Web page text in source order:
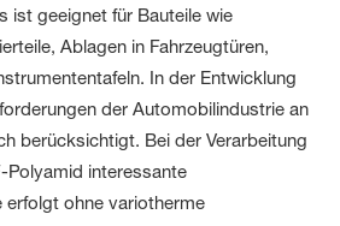
ist geeignet für Bauteile wie
Ablagen in Fahrzeugtüren,
In der Entwicklung
der Automobilindustrie an
berücksichtigt. Bei der Verarbeitung
Polyamid interessante
erfolgt ohne variotherme